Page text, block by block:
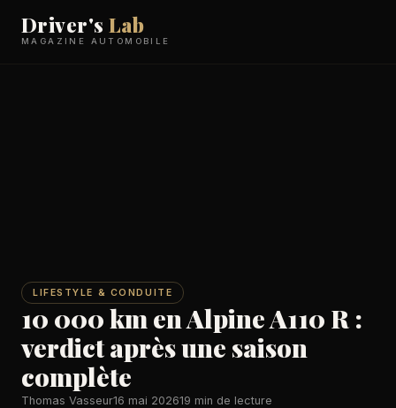
Driver'sLab
MAGAZINE AUTOMOBILE
LIFESTYLE & CONDUITE
10 000 km en Alpine A110 R :
verdict après une saison
complète
Thomas Vasseur16 mai 202619 min de lecture